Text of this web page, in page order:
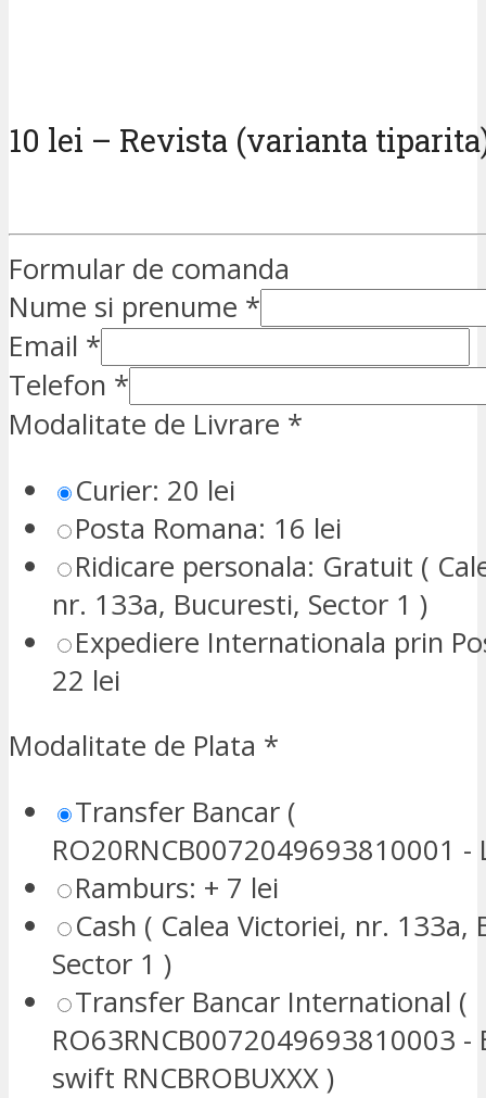
10 lei – Revista (varianta
Formular de comanda
Nume si prenume *
Email *
Telefon *
Modalitate de Livrare *
Curier: 20 lei
Posta Romana: 16 lei
Ridicare personala: Gratuit (
nr. 133a, Bucuresti, Sector 1 )
Expediere Internationala prin
22 lei
Modalitate de Plata *
Transfer Bancar (
RO20RNCB0072049693810001 -
Ramburs: + 7 lei
Cash ( Calea Victoriei, nr. 133a,
Sector 1 )
Transfer Bancar International (
RO63RNCB0072049693810003 -
swift RNCBROBUXXX )